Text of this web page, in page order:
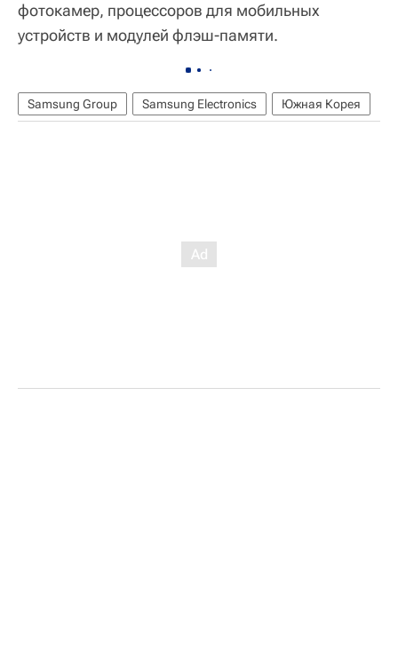
фотокамер, процессоров для мобильных
устройств и модулей флэш-памяти.
Samsung Group Samsung Electronics Южная Корея